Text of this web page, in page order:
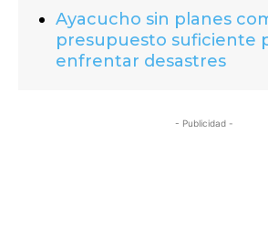
Ayacucho sin planes
presupuesto suficiente
enfrentar desastres
- Publicidad -